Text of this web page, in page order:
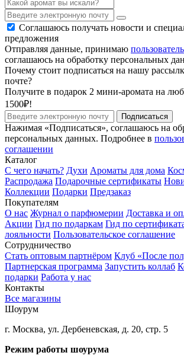
Соглашаюсь получать новости и
предложения
Отправляя данные, принимаю
соглашаюсь на обработку персональных
Почему стоит подписаться на нашу
почте?
Получите в подарок 2 мини-аромата на
1500₽!
Подписаться
Нажимая «Подписаться», соглашаюсь на
персональных данных. Подробнее в
соглашении
Каталог
С чего начать? Духи Ароматы для дома
Распродажа Подарочные сертификаты
Коллекции Подарки Предзаказ
Покупателям
О нас Журнал о парфюмерии Доставка и
Акции Гид по подаркам Гид по
лояльности Пользовательское соглашение
Сотрудничество
Стать оптовым партнёром Клуб «После
Партнерская программа Запустить коллаб
подарки Работа у нас
Контакты
Все магазины
Шоурум
г. Москва, ул. Дербеневская, д. 20, стр. 5
Режим работы шоурума